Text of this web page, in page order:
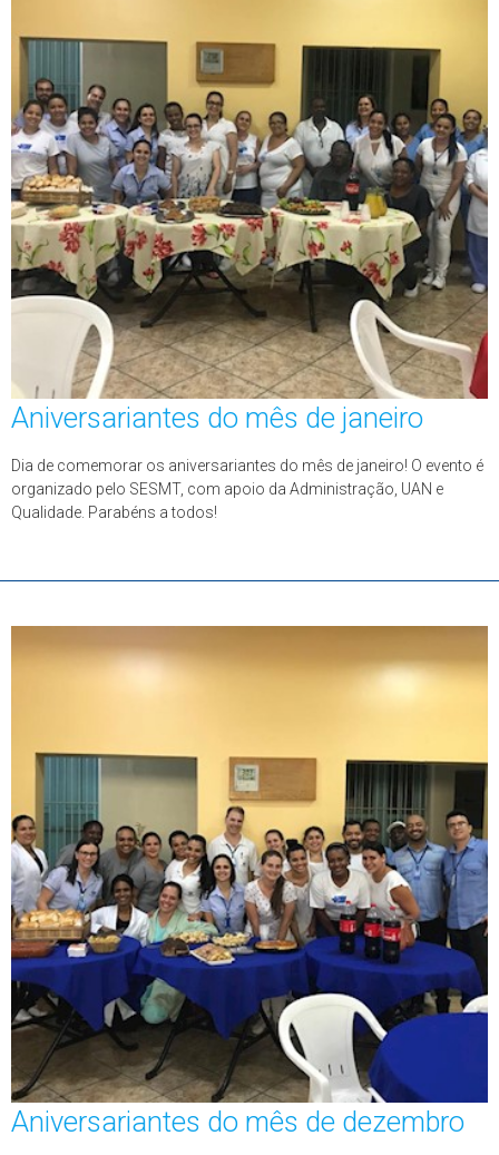
Aniversariantes do mês de janeiro
Dia de comemorar os aniversariantes do mês de janeiro! O evento é
organizado pelo SESMT, com apoio da Administração, UAN e
Qualidade. Parabéns a todos!
Aniversariantes do mês de dezembro